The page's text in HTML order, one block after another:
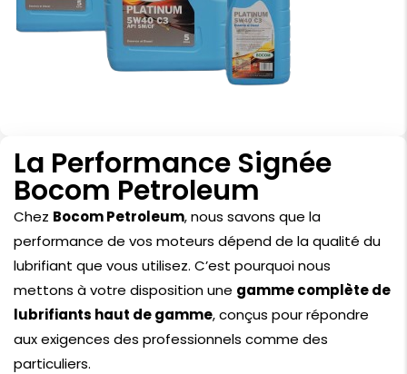
La Performance Signée
Bocom Petroleum
Chez Bocom Petroleum, nous savons que la
performance de vos moteurs dépend de la qualité du
lubrifiant que vous utilisez. C’est pourquoi nous
mettons à votre disposition une gamme complète de
lubrifiants haut de gamme, conçus pour répondre
aux exigences des professionnels comme des
particuliers.